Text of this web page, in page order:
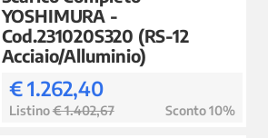
YOSHIMURA -
Cod.231020S320 (RS-12
Acciaio/Alluminio)
€ 1.262,40
Listino€ 1.402,67 Sconto 10%